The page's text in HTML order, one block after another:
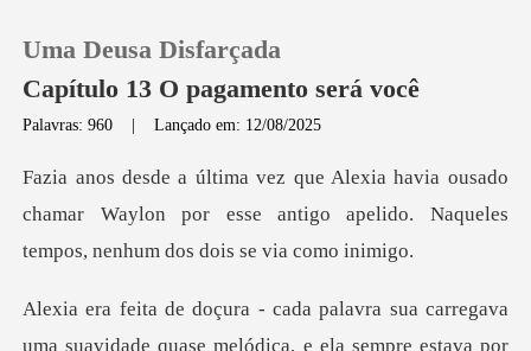
0
Histórico
Uma Deusa Disfarçada
Capítulo 13 O pagamento será você
Palavras: 960 |Lançado em: 12/08/2025
sado
chamar Waylon por esse antigo apelido. Naque
carregava
uma suavidade quase melódica, e el